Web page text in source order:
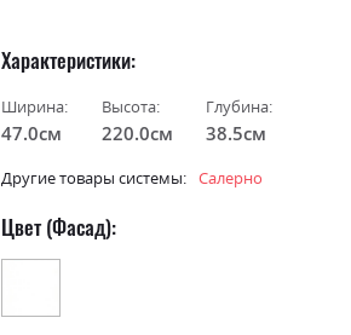
Характеристики
Ширина:
47.0см
Высота:
220.0см
Глубина:
38.5см
Другие товары системы: Салерно
Цвет (Фасад):